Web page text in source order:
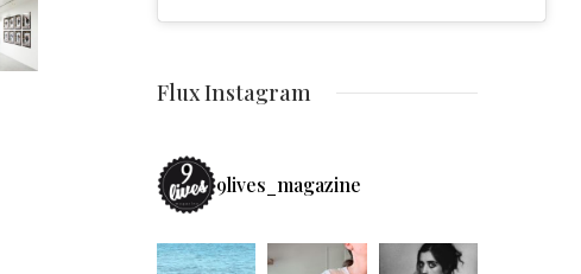
Flux Instagram
9lives_magazine